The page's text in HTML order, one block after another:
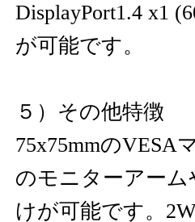
DisplayPort1.4 x1
が可能です。
５）その他特徴
75x75mmのVESA
のモニターアー
けが可能です。